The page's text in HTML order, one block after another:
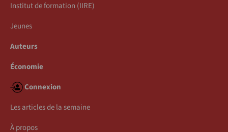
Institut de formation (IIRE)
Jeunes
Auteurs
Économie
Connexion
Les articles de la semaine
À propos